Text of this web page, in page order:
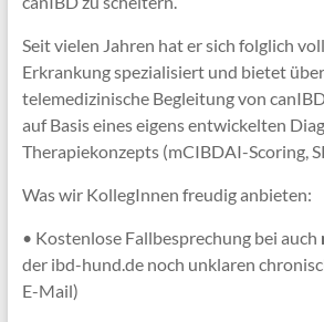
Seit vielen Jahren hat er sich folglich
Erkrankung spezialisiert und bietet
telemedizinische Begleitung von
auf Basis eines eigens entwickelten
Therapiekonzepts (mCIBDAI-Scoring,
Was wir KollegInnen freudig anbieten:
• Kostenlose Fallbesprechung bei auch
der ibd-hund.de noch unklaren
E-Mail)